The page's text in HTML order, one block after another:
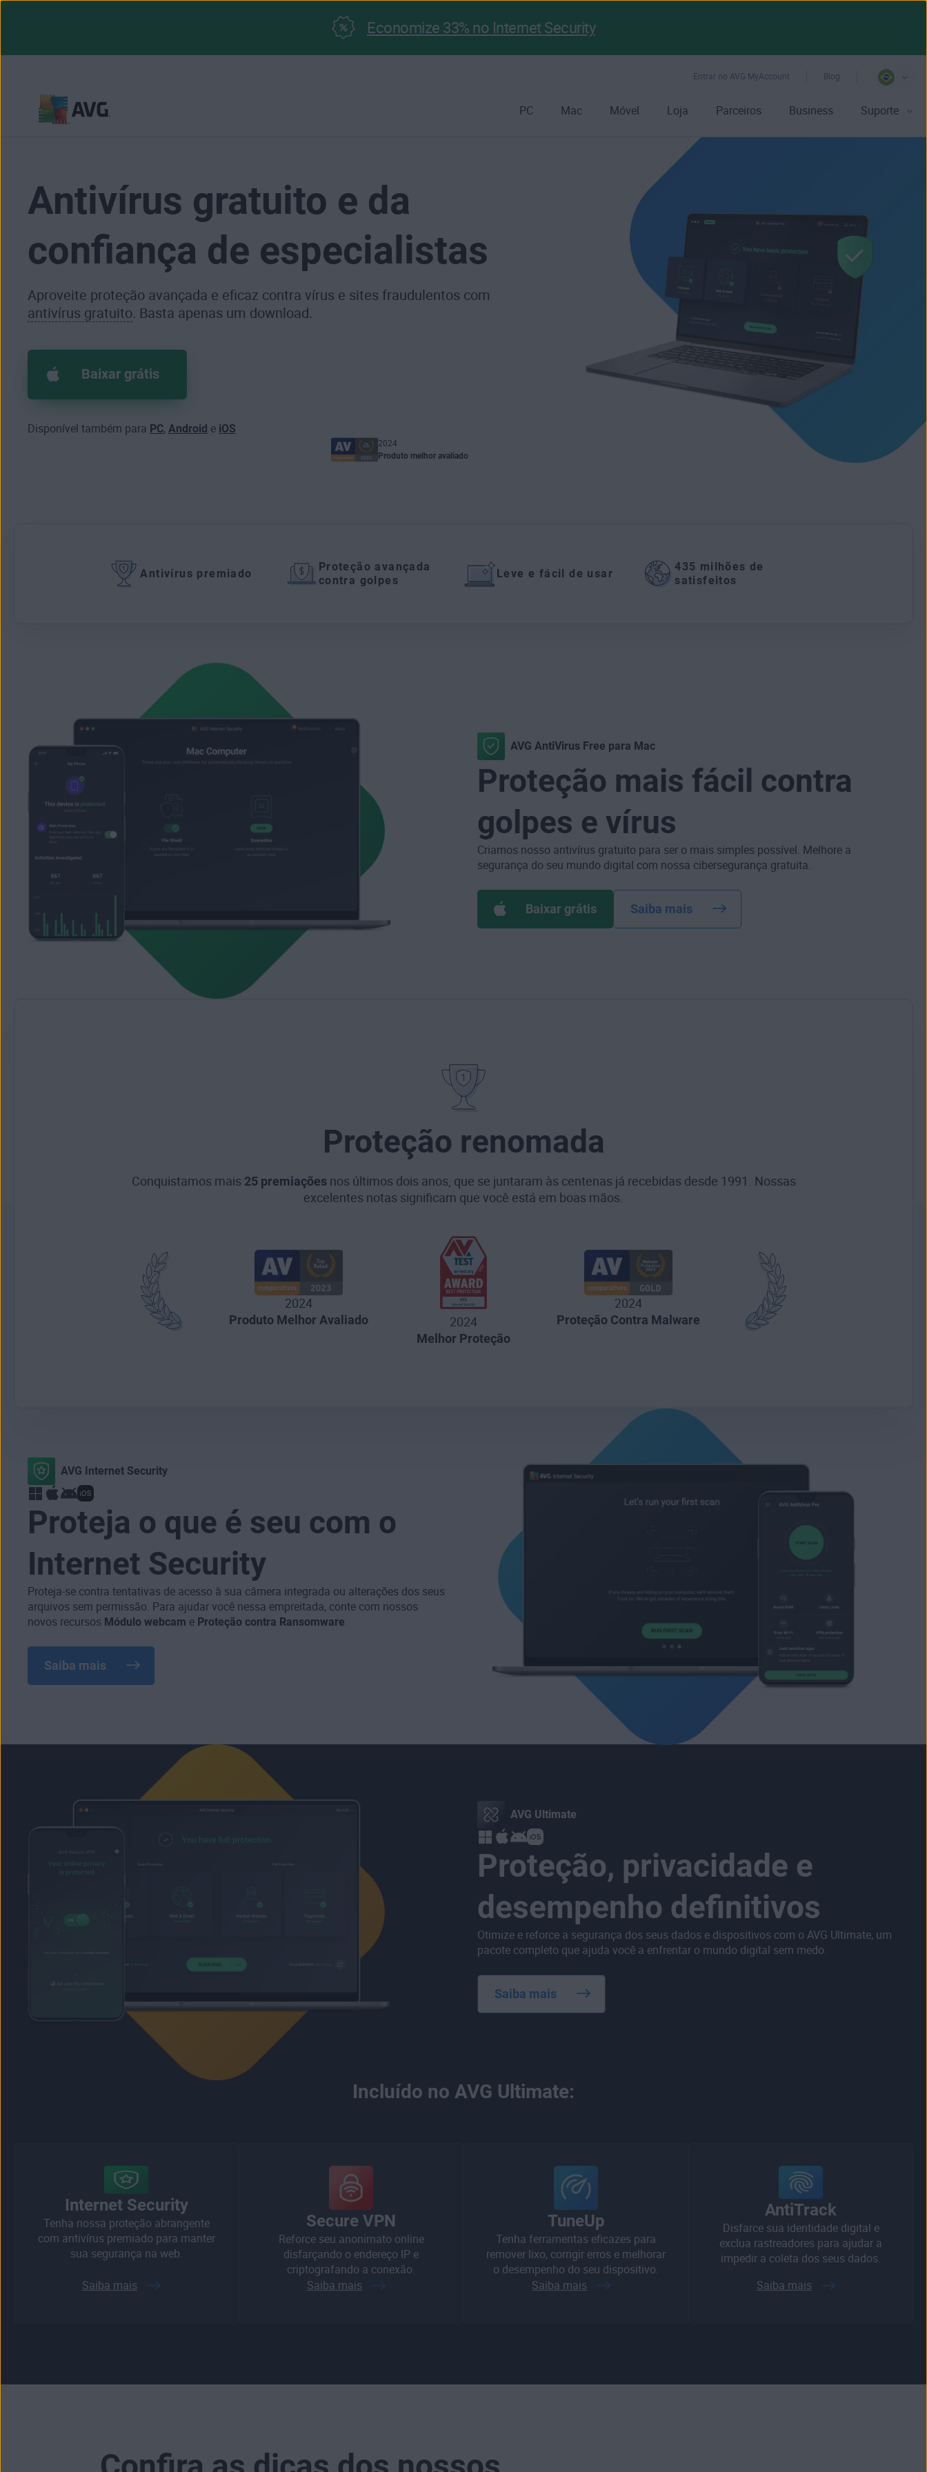
Economize 33% no Internet Security
Entrar no AVG MyAccount Blog
PC Mac Móvel Loja Parceiros Business Suporte
Antivírus gratuito e da
confiança de especialistas
Aproveite proteção avançada e eficaz contra vírus e sites fraudulentos com
antivírus gratuito. Basta apenas um download.
Baixar grátis
Disponível também para PC, Android e iOS
2024
Produto melhor avaliado
Antivírus premiado
Proteção avançada
contra golpes
Leve e fácil de usar
435 milhões de
satisfeitos
AVG AntiVirus Free para Mac
Proteção mais fácil contra
golpes e vírus
Criamos nosso antivírus gratuito para ser o mais simples possível. Melhore a
segurança do seu mundo digital com nossa cibersegurança gratuita.
Baixar grátis Saiba mais
Proteção renomada
Conquistamos mais 25 premiaçõesnos últimos dois anos, que se juntaram às centenas já recebidas desde 1991. Nossas
excelentes notas significam que você está em boas mãos.
2024
Produto Melhor Avaliado
2024
Melhor Proteção
2024
Proteção Contra Malware
AVG Internet Security
Proteja o que é seu com o
Internet Security
Proteja-se contra tentativas de acesso à sua câmera integrada ou alterações dos seus
arquivos sem permissão. Para ajudar você nessa empreitada, conte com nossos
novos recursos Módulo webcam e Proteção contra Ransomware.
Saiba mais
AVG Ultimate
Proteção, privacidade e
desempenho definitivos
Otimize e reforce a segurança dos seus dados e dispositivos com o AVG Ultimate, um
pacote completo que ajuda você a enfrentar o mundo digital sem medo.
Saiba mais
Incluído no AVG Ultimate:
Internet Security
Tenha nossa proteção abrangente
com antivírus premiado para manter
sua segurança na web.
Saiba mais
Secure VPN
Reforce seu anonimato online
disfarçando o endereço IP e
criptografando a conexão.
Saiba mais
TuneUp
Tenha ferramentas eficazes para
remover lixo, corrigir erros e melhorar
o desempenho do seu dispositivo.
Saiba mais
AntiTrack
Disfarce sua identidade digital e
exclua rastreadores para ajudar a
impedir a coleta dos seus dados.
Saiba mais